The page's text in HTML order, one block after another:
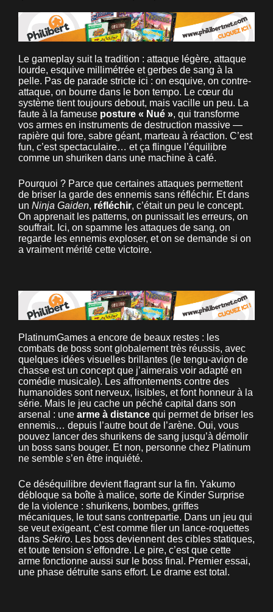
Le gameplay suit la tradition : attaque légère, attaque
lourde, esquive millimétrée et gerbes de sang à la
pelle. Pas de parade stricte ici : on esquive, on contre-
attaque, on bourre dans le bon tempo. Le cœur du
système tient toujours debout, mais vacille un peu. La
faute à la fameuse posture « Nué », qui transforme
vos armes en instruments de destruction massive —
rapière qui fore, sabre géant, marteau à réaction. C’est
fun, c’est spectaculaire… et ça flingue l’équilibre
comme un shuriken dans une machine à café.
Pourquoi ? Parce que certaines attaques permettent
de briser la garde des ennemis sans réfléchir. Et dans
un Ninja Gaiden, réfléchir, c’était un peu le concept.
On apprenait les patterns, on punissait les erreurs, on
souffrait. Ici, on spamme les attaques de sang, on
regarde les ennemis exploser, et on se demande si on
a vraiment mérité cette victoire.
PlatinumGames a encore de beaux restes : les
combats de boss sont globalement très réussis, avec
quelques idées visuelles brillantes (le tengu-avion de
chasse est un concept que j’aimerais voir adapté en
comédie musicale). Les affrontements contre des
humanoïdes sont nerveux, lisibles, et font honneur à la
série. Mais le jeu cache un péché capital dans son
arsenal : une arme à distance qui permet de briser les
ennemis… depuis l’autre bout de l’arène. Oui, vous
pouvez lancer des shurikens de sang jusqu’à démolir
un boss sans bouger. Et non, personne chez Platinum
ne semble s’en être inquiété.
Ce déséquilibre devient flagrant sur la fin. Yakumo
débloque sa boîte à malice, sorte de Kinder Surprise
de la violence : shurikens, bombes, griffes
mécaniques, le tout sans contrepartie. Dans un jeu qui
se veut exigeant, c’est comme filer un lance-roquettes
dans Sekiro. Les boss deviennent des cibles statiques,
et toute tension s’effondre. Le pire, c’est que cette
arme fonctionne aussi sur le boss final. Premier essai,
une phase détruite sans effort. Le drame est total.